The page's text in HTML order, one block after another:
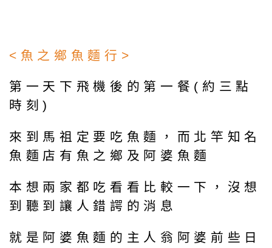
<魚之鄉魚麵行>
第一天下飛機後的第一餐(約三點
時刻)
來到馬祖定要吃魚麵，而北竿知名
魚麵店有魚之鄉及阿婆魚麵
本想兩家都吃看看比較一下，沒想
到聽到讓人錯諤的消息
就是阿婆魚麵的主人翁阿婆前些日